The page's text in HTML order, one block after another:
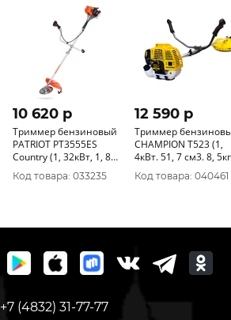
10 620 p
Триммер бензиновый
PATRIOT PT3555ES
Country (1, 32кВт, 1, 8л/
с, леска/нож)
250108035 разборная
Код товара: 033235
12 590 p
Триммер
CHAMPION T523 (1,
4кВт. 51, 7 см3. 8,
штанга
Код товара: 040461
+7 (4832) 31-77-77